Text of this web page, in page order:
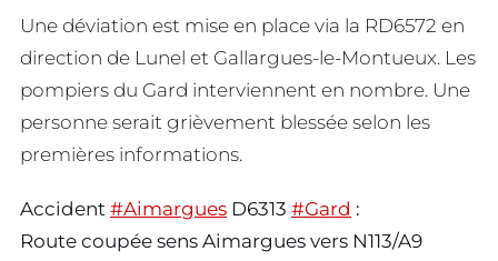
Une déviation est mise en place via la RD6572 en
direction de Lunel et Gallargues-le-Montueux. Les
pompiers du Gard interviennent en nombre. Une
personne serait grièvement blessée selon les
premières informations.
Accident #Aimargues D6313 #Gard :
Route coupée sens Aimargues vers N113/A9